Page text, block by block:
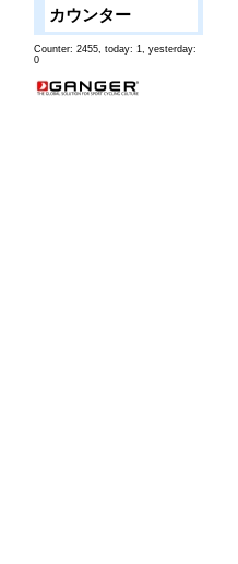
カウンター
Counter: 2455, today: 1, yesterday:
0